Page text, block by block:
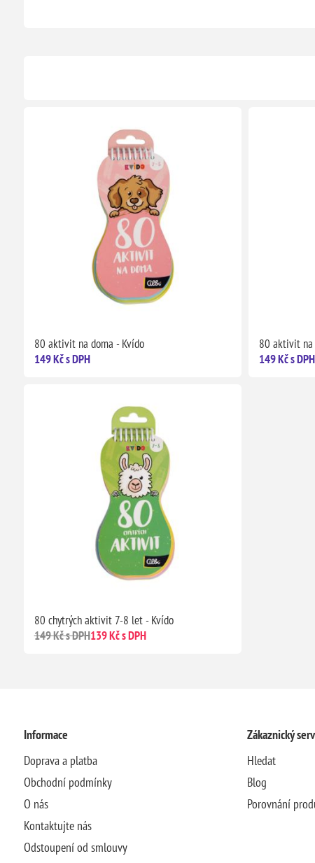
80 aktivit na doma - Kvído
149 Kč s DPH
80 aktivit na
149 Kč s DPH
80 chytrých aktivit 7-8 let - Kvído
149 Kč s DPH139 Kč s DPH
Informace
Doprava a platba
Obchodní podmínky
O nás
Kontaktujte nás
Odstoupení od smlouvy
Zákaznický
Hledat
Blog
Porovnání